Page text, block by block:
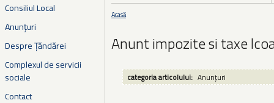
Consiliul Local
Anunțuri
Despre Țăndărei
Complexul de servicii
sociale
Contact
Eşti aici
Acasă
Anunt impozite si taxe
categoria articolului: Anunțuri